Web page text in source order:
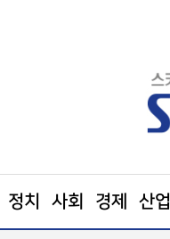
정치 사회 경제 산업